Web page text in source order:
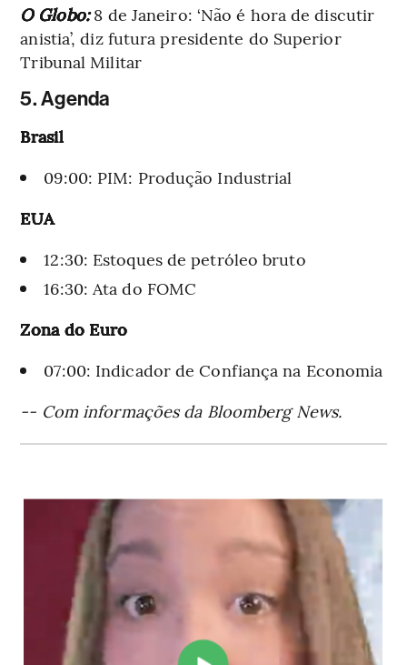
O Globo:8 de Janeiro: ‘Não é hora de discutir
anistia’, diz futura presidente do Superior
Tribunal Militar
5. Agenda
Brasil
09:00: PIM: Produção Industrial
EUA
12:30: Estoques de petróleo bruto
16:30: Ata do FOMC
Zona do Euro
07:00: Indicador de Confiança na Economia
-- Com informações da Bloomberg News.